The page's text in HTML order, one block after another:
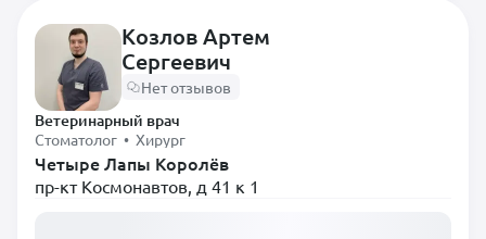
Дерматолог
Диетолог
Инфекционист
Кардиолог
Невролог
Козлов Артем
Сергеевич
Нет отзывов
Ветеринарный врач
Стоматолог • Хирург
Четыре Лапы Королёв
пр-кт Космонавтов, д 41 к 1